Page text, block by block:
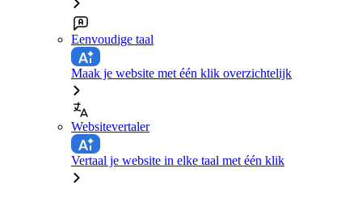
Eenvoudige taal
Maak je website met één klik overzichtelijk
Websitevertaler
Vertaal je website in elke taal met één klik